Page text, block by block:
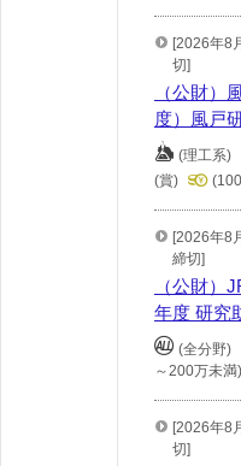
[2026年8
切]
（公財
度）風戸
(理工系)
(賞)
[2026年8
締切]
（公財
年度 研究
(全分野)
～200万未満)
[2026年8
切]